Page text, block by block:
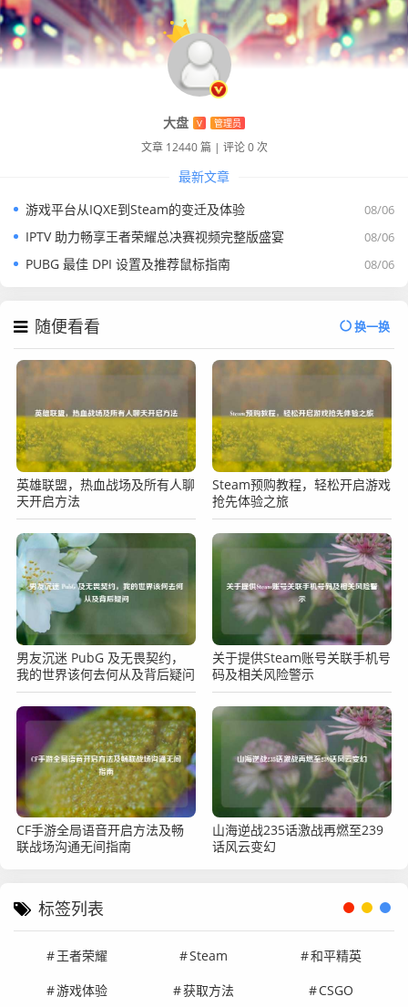
大盘 V 管理员
文章 12440 篇 | 评论 0 次
最新文章
08/06
游戏平台从IQXE到Steam的变迁及体验
08/06
IPTV 助力畅享王者荣耀总决赛视频完整版盛宴
08/06
PUBG 最佳 DPI 设置及推荐鼠标指南
随便看看 换一换
英雄联盟，热血战场及所有人聊
天开启方法
Steam预购教程，轻松开启游戏
抢先体验之旅
男友沉迷 PubG 及无畏契约，
我的世界该何去何从及背后疑问
关于提供Steam账号关联手机号
码及相关风险警示
CF手游全局语音开启方法及畅
联战场沟通无间指南
山海逆战235话激战再燃至239
话风云变幻
标签列表
王者荣耀 Steam
和平精英
游戏体验
获取方法 CSGO